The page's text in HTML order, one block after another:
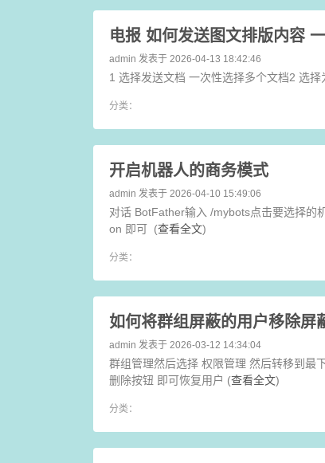
电报 如何发送图文排版内容
admin 发表于 2026-04-13 18:42:46
1 选择发送文档 一次性选择多个文档2 选
分类：
开启机器人的商务模式
admin 发表于 2026-04-10 15:49:06
对话 BotFather输入 /mybots点击要选择
on 即可 (查看全文)
分类：
如何将群组屏蔽的用户移除屏
admin 发表于 2026-03-12 14:34:04
群组管理然后选择 权限管理 然后转移到最
删除按钮 即可恢复用户 (查看全文)
分类：